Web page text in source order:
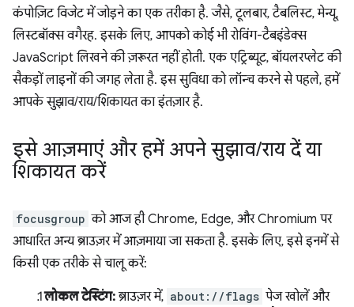
कंपोज़िट विजेट में जोड़ने का एक तरीका है. जैसे, टूलबार, टैबलिस्ट, मेन्यू,
लिस्टबॉक्स वगैरह. इसके लिए, आपको कोई भी रोविंग-टैबइंडेक्स
JavaScript लिखने की ज़रूरत नहीं होती. एक एट्रिब्यूट, बॉयलरप्लेट की
सैकड़ों लाइनों की जगह लेता है. इस सुविधा को लॉन्च करने से पहले, हमें
आपके सुझाव/राय/शिकायत का इंतज़ार है.
इसे आज़माएं और हमें अपने सुझाव/राय दें या
शिकायत करें
focusgroup को आज ही Chrome, Edge, और Chromium पर
आधारित अन्य ब्राउज़र में आज़माया जा सकता है. इसके लिए, इसे इनमें से
किसी एक तरीके से चालू करें:
लोकल टेस्टिंग: ब्राउज़र में, about://flags पेज खोलें और